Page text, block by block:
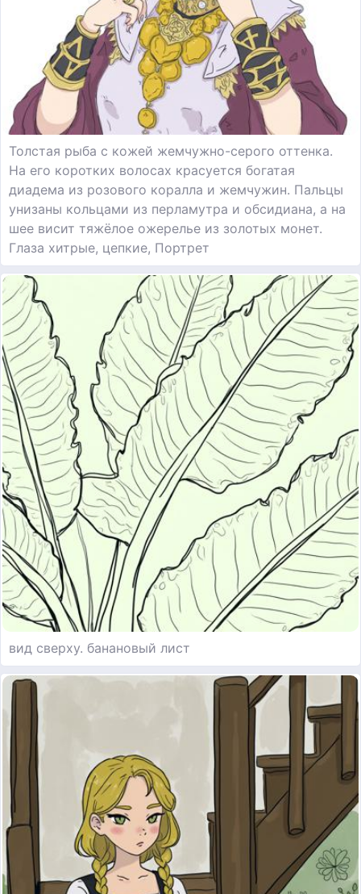
Толстая рыба с кожей жемчужно-серого оттенка.
На его коротких волосах красуется богатая
диадема из розового коралла и жемчужин. Пальцы
унизаны кольцами из перламутра и обсидиана, а на
шее висит тяжёлое ожерелье из золотых монет.
Глаза хитрые, цепкие, Портрет
вид сверху. банановый лист